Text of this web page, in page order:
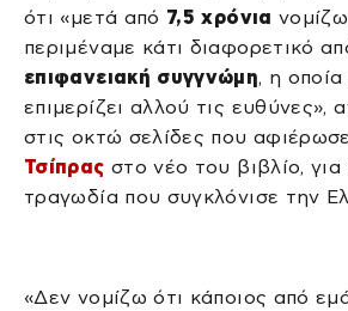
ότι «μετά από 7,5 χρόνια
περιμέναμε κάτι διαφορετικό
επιφανειακή συγγνώμη, η οποία
επιμερίζει αλλού τις ευθύνες»,
στις οκτώ σελίδες που
Τσίπρας στο νέο του βιβλίο,
τραγωδία που συγκλόνισε την
«Δεν νομίζω ότι κάποιος από